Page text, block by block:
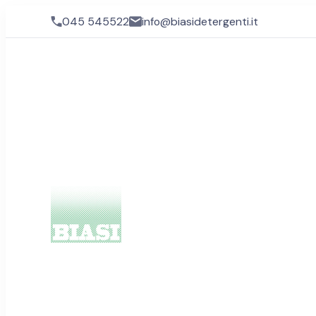
045 545522 info@biasidetergenti.it